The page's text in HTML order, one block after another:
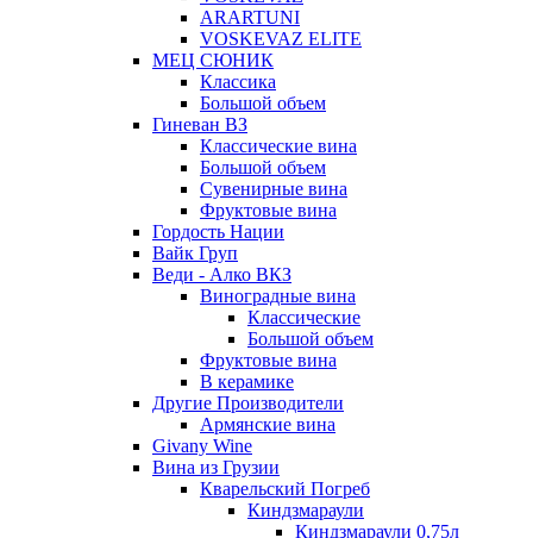
ARARTUNI
VOSKEVAZ ELITE
МЕЦ СЮНИК
Классика
Большой объем
Гиневан ВЗ
Классические вина
Большой объем
Сувенирные вина
Фруктовые вина
Гордость Нации
Вайк Груп
Веди - Алко ВКЗ
Виноградные вина
Классические
Большой объем
Фруктовые вина
В керамике
Другие Производители
Армянские вина
Givany Wine
Вина из Грузии
Кварельский Погреб
Киндзмараули
Киндзмараули 0,75л